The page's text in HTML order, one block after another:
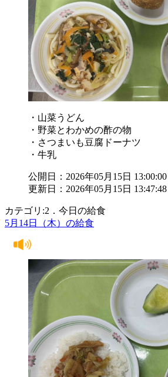
・山菜うどん
・野菜とわかめの酢の物
・さつまいも豆腐ドーナツ
・牛乳
公開日：2026年05月15日 13:00:00
更新日：2026年05月15日 13:47:48
カテゴリ:2．今日の給食
5月14日（木）の給食